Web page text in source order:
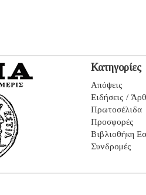
Κατηγορίες
Απόψεις
Ειδήσεις /
Πρωτοσέλιδα
Προσφορές
Βιβλιοθήκη
Συνδρομές